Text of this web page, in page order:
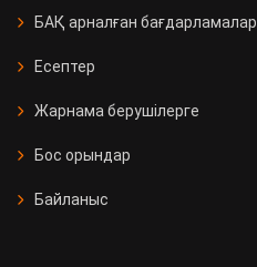
БАҚ арналған бағдарламалар
Есептер
Жарнама берушілерге
Бос орындар
Байланыс